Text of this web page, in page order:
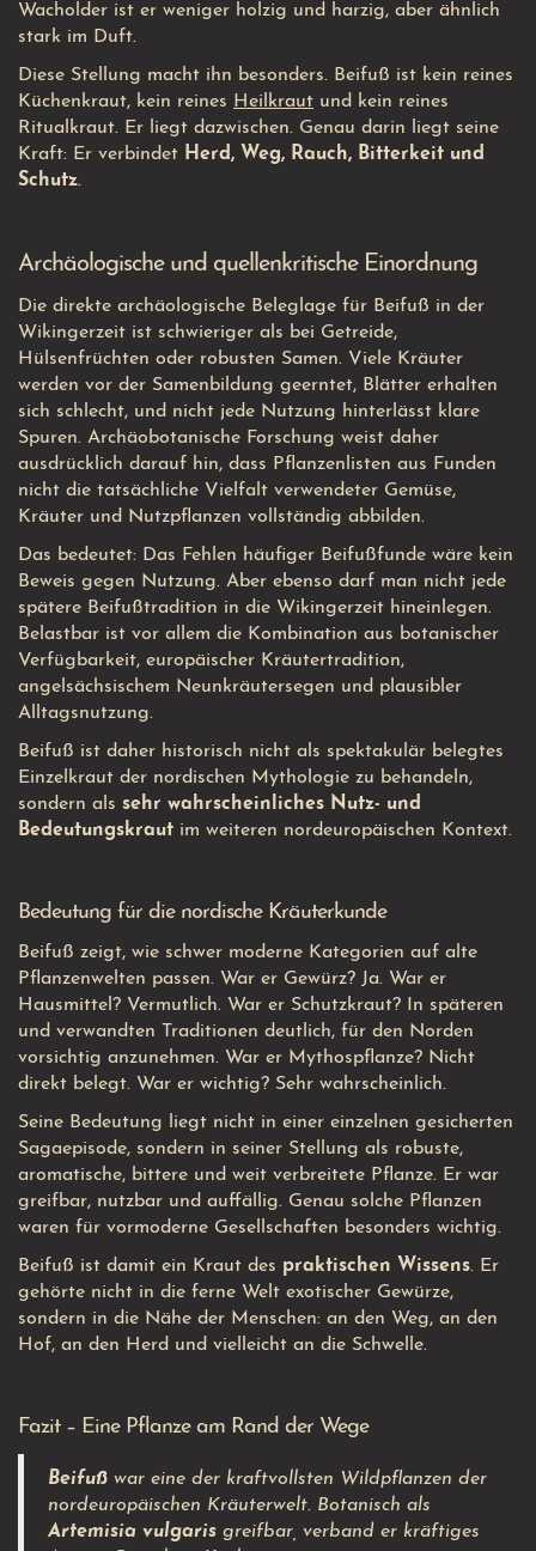
Wacholder ist er weniger holzig und harzig, aber ähnlich
stark im Duft.
Diese Stellung macht ihn besonders. Beifuß ist kein reines
Küchenkraut, kein reines Heilkraut und kein reines
Ritualkraut. Er liegt dazwischen. Genau darin liegt seine
Kraft: Er verbindet Herd, Weg, Rauch, Bitterkeit und
Schutz.
Archäologische und quellenkritische Einordnung
Die direkte archäologische Beleglage für Beifuß in der
Wikingerzeit ist schwieriger als bei Getreide,
Hülsenfrüchten oder robusten Samen. Viele Kräuter
werden vor der Samenbildung geerntet, Blätter erhalten
sich schlecht, und nicht jede Nutzung hinterlässt klare
Spuren. Archäobotanische Forschung weist daher
ausdrücklich darauf hin, dass Pflanzenlisten aus Funden
nicht die tatsächliche Vielfalt verwendeter Gemüse,
Kräuter und Nutzpflanzen vollständig abbilden.
Das bedeutet: Das Fehlen häufiger Beifußfunde wäre kein
Beweis gegen Nutzung. Aber ebenso darf man nicht jede
spätere Beifußtradition in die Wikingerzeit hineinlegen.
Belastbar ist vor allem die Kombination aus botanischer
Verfügbarkeit, europäischer Kräutertradition,
angelsächsischem Neunkräutersegen und plausibler
Alltagsnutzung.
Beifuß ist daher historisch nicht als spektakulär belegtes
Einzelkraut der nordischen Mythologie zu behandeln,
sondern als sehr wahrscheinliches Nutz- und
Bedeutungskraut im weiteren nordeuropäischen Kontext.
Bedeutung für die nordische Kräuterkunde
Beifuß zeigt, wie schwer moderne Kategorien auf alte
Pflanzenwelten passen. War er Gewürz? Ja. War er
Hausmittel? Vermutlich. War er Schutzkraut? In späteren
und verwandten Traditionen deutlich, für den Norden
vorsichtig anzunehmen. War er Mythospflanze? Nicht
direkt belegt. War er wichtig? Sehr wahrscheinlich.
Seine Bedeutung liegt nicht in einer einzelnen gesicherten
Sagaepisode, sondern in seiner Stellung als robuste,
aromatische, bittere und weit verbreitete Pflanze. Er war
greifbar, nutzbar und auffällig. Genau solche Pflanzen
waren für vormoderne Gesellschaften besonders wichtig.
Beifuß ist damit ein Kraut des praktischen Wissens. Er
gehörte nicht in die ferne Welt exotischer Gewürze,
sondern in die Nähe der Menschen: an den Weg, an den
Hof, an den Herd und vielleicht an die Schwelle.
Fazit – Eine Pflanze am Rand der Wege
Beifuß war eine der kraftvollsten Wildpflanzen der
nordeuropäischen Kräuterwelt. Botanisch als
Artemisia vulgaris greifbar, verband er kräftiges